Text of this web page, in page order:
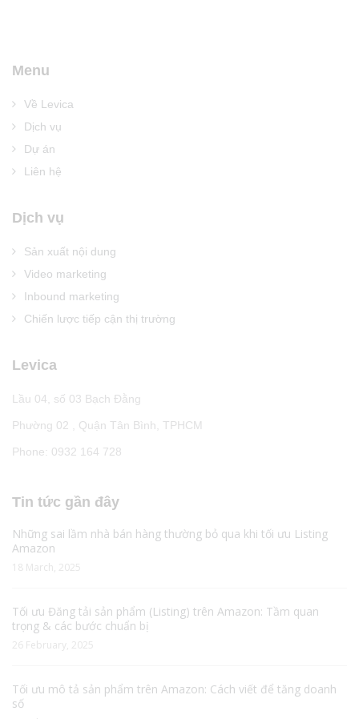
Menu
Về Levica
Dịch vụ
Dự án
Liên hệ
Dịch vụ
Sản xuất nội dung
Video marketing
Inbound marketing
Chiến lược tiếp cận thị trường
Levica
Lầu 04, số 03 Bạch Đằng
Phường 02 , Quận Tân Bình, TPHCM
Phone: 0932 164 728
Tin tức gần đây
Những sai lầm nhà bán hàng thường bỏ qua khi tối ưu Listing
Amazon
18 March, 2025
Tối ưu Đăng tải sản phẩm (Listing) trên Amazon: Tầm quan
trọng & các bước chuẩn bị
26 February, 2025
Tối ưu mô tả sản phẩm trên Amazon: Cách viết để tăng doanh
số